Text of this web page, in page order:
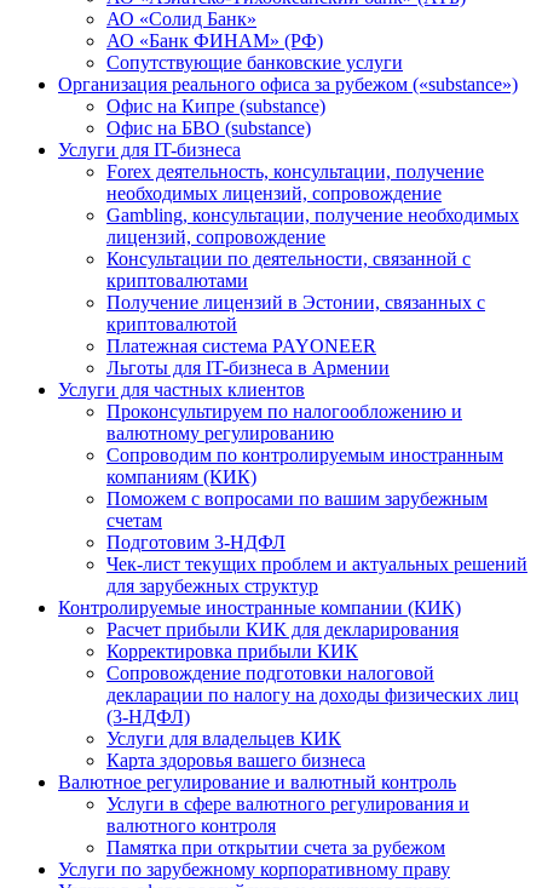
АО «Солид Банк»
АО «Банк ФИНАМ» (РФ)
Сопутствующие банковские услуги
Организация реального офиса за рубежом («substance»)
Офис на Кипре (substance)
Офис на БВО (substance)
Услуги для IT-бизнеса
Forex деятельность, консультации, получение
необходимых лицензий, сопровождение
Gambling, консультации, получение необходимых
лицензий, сопровождение
Консультации по деятельности, связанной с
криптовалютами
Получение лицензий в Эстонии, связанных с
криптовалютой
Платежная система PAYONEER
Льготы для IT-бизнеса в Армении
Услуги для частных клиентов
Проконсультируем по налогообложению и
валютному регулированию
Сопроводим по контролируемым иностранным
компаниям (КИК)
Поможем с вопросами по вашим зарубежным
счетам
Подготовим 3-НДФЛ
Чек-лист текущих проблем и актуальных решений
для зарубежных структур
Контролируемые иностранные компании (КИК)
Расчет прибыли КИК для декларирования
Корректировка прибыли КИК
Сопровождение подготовки налоговой
декларации по налогу на доходы физических лиц
(3-НДФЛ)
Услуги для владельцев КИК
Карта здоровья вашего бизнеса
Валютное регулирование и валютный контроль
Услуги в сфере валютного регулирования и
валютного контроля
Памятка при открытии счета за рубежом
Услуги по зарубежному корпоративному праву